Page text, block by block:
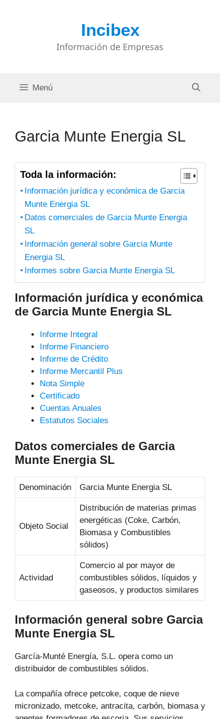
Incibex
Información de Empresas
Menú
Garcia Munte Energia SL
Toda la información:
Información jurídica y económica de Garcia
Munte Energia SL
Datos comerciales de Garcia Munte Energia
SL
Información general sobre Garcia Munte
Energia SL
Informes sobre Garcia Munte Energia SL
Información jurídica y económica
de Garcia Munte Energia SL
Informe Integral
Informe Financiero
Informe de Crédito
Informe Mercantil Plus
Nota Simple
Certificado
Cuentas Anuales
Estatutos Sociales
Datos comerciales de Garcia
Munte Energia SL
Denominación Garcia Munte Energia SL
Objeto Social
Distribución de materias primas
energéticas (Coke, Carbón,
Biomasa y Combustibles
sólidos)
Actividad
Comercio al por mayor de
combustibles sólidos, líquidos y
gaseosos, y productos similares
Información general sobre Garcia
Munte Energia SL
García-Munté Energía, S.L. opera como un
distribuidor de combustibles sólidos.
La compañía ofrece petcoke, coque de nieve
micronizado, metcoke, antracita, carbón, biomasa y